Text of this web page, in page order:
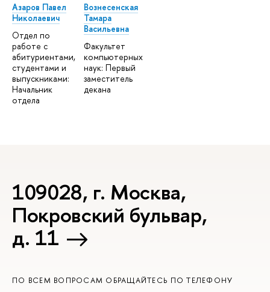
Азаров Павел
Николаевич
Отдел по
работе с
абитуриентами,
студентами и
выпускниками:
Начальник
отдела
Вознесенская
Тамара
Васильевна
Факультет
компьютерных
наук: Первый
заместитель
декана
109028, г. Москва,
Покровский бульвар,
д. 11
ПО ВСЕМ ВОПРОСАМ ОБРАЩАЙТЕСЬ ПО ТЕЛЕФОНУ